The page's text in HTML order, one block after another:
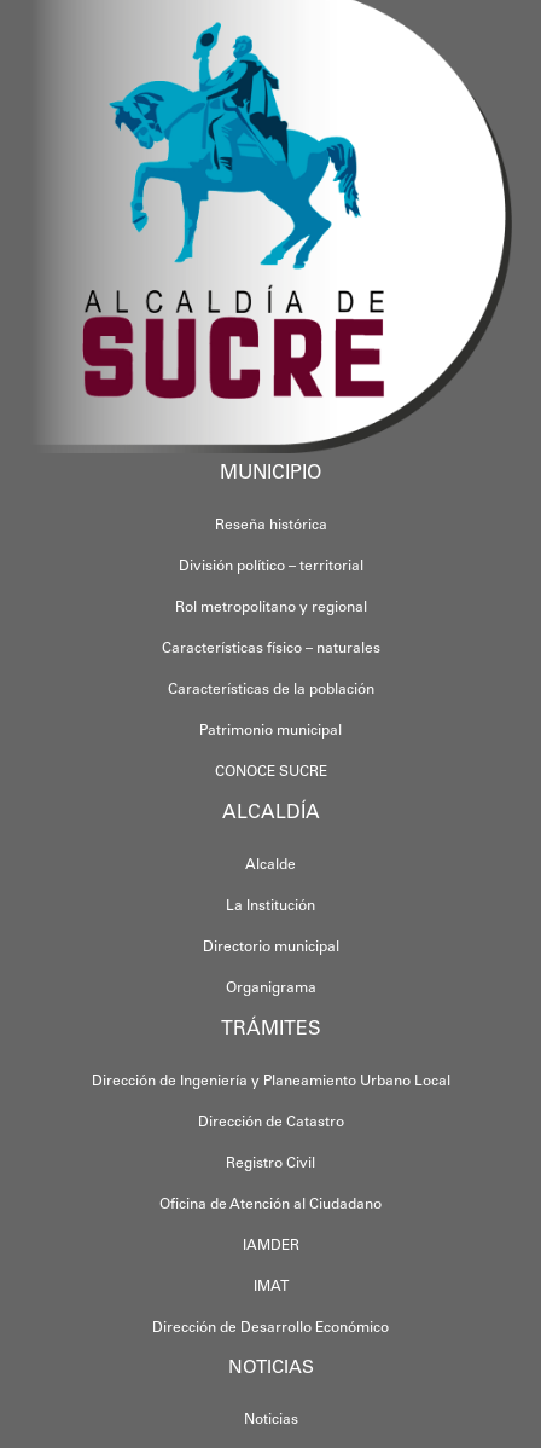
MUNICIPIO
Reseña histórica
División político – territorial
Rol metropolitano y regional
Características físico – naturales
Características de la población
Patrimonio municipal
CONOCE SUCRE
ALCALDÍA
Alcalde
La Institución
Directorio municipal
Organigrama
TRÁMITES
Dirección de Ingeniería y Planeamiento Urbano Local
Dirección de Catastro
Registro Civil
Oficina de Atención al Ciudadano
IAMDER
IMAT
Dirección de Desarrollo Económico
NOTICIAS
Noticias